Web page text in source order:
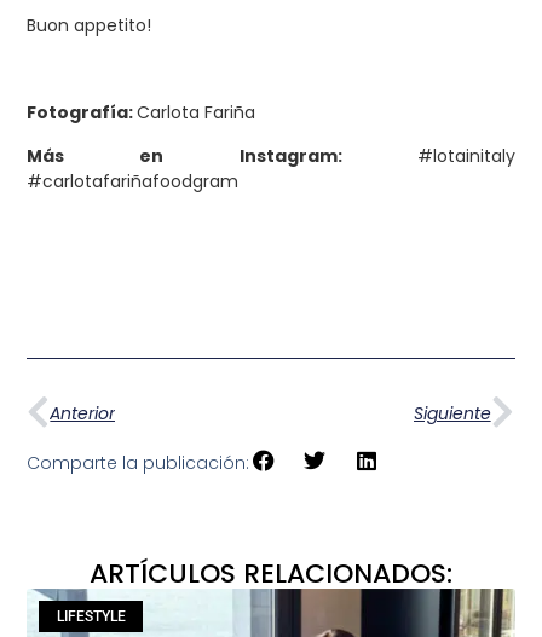
Buon appetito!
Fotografía:Carlota Fariña
Más en Instagram: #lotainitaly
#carlotafariñafoodgram
Anterior Siguiente
Comparte la publicación:
ARTÍCULOS RELACIONADOS:
LIFESTYLE